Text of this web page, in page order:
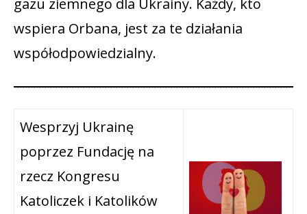
wspiera Orbana, jest za te działania
współodpowiedzialny.
Wesprzyj Ukrainę
poprzez Fundację na
rzecz Kongresu
Katoliczek i Katolików